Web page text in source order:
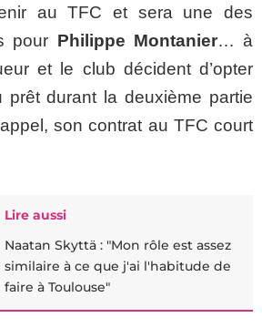
au TFC et sera une des
pour Philippe Montanier… à
et le club décident d’opter
prêt durant la deuxième partie
son contrat au TFC court
Lire aussi
Naatan Skyttä : "Mon rôle est assez
similaire à ce que j'ai l'habitude de
faire à Toulouse"